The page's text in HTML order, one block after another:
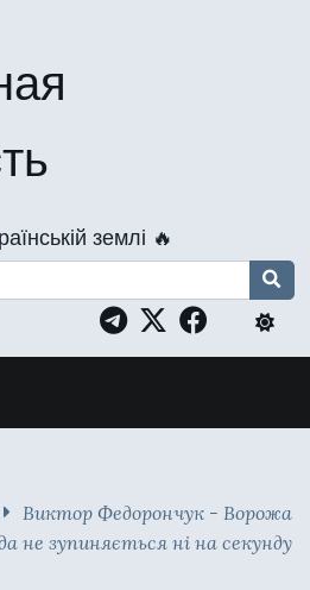
землі 🔥
Виктор Федорончук - Ворожа
не зупиняється ні на секунду